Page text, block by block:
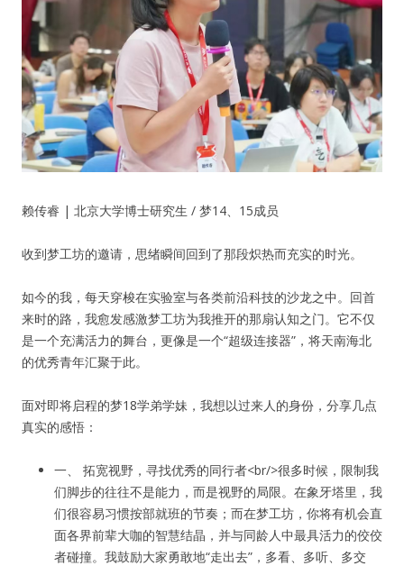
纪录片3 我们都是青年偶像
活动
往届
出彩2016
精彩2012
梦工坊圈
人脉圈
品牌的力量
赖传睿 | 北京大学博士研究生 / 梦14、15成员
收到梦工坊的邀请，思绪瞬间回到了那段炽热而充实的时光。
如今的我，每天穿梭在实验室与各类前沿科技的沙龙之中。回首
来时的路，我愈发感激梦工坊为我推开的那扇认知之门。它不仅
是一个充满活力的舞台，更像是一个“超级连接器”，将天南海北
的优秀青年汇聚于此。
面对即将启程的梦18学弟学妹，我想以过来人的身份，分享几点
真实的感悟：
一、 拓宽视野，寻找优秀的同行者<br/>很多时候，限制我
们脚步的往往不是能力，而是视野的局限。在象牙塔里，我
们很容易习惯按部就班的节奏；而在梦工坊，你将有机会直
面各界前辈大咖的智慧结晶，并与同龄人中最具活力的佼佼
者碰撞。我鼓励大家勇敢地“走出去”，多看、多听、多交